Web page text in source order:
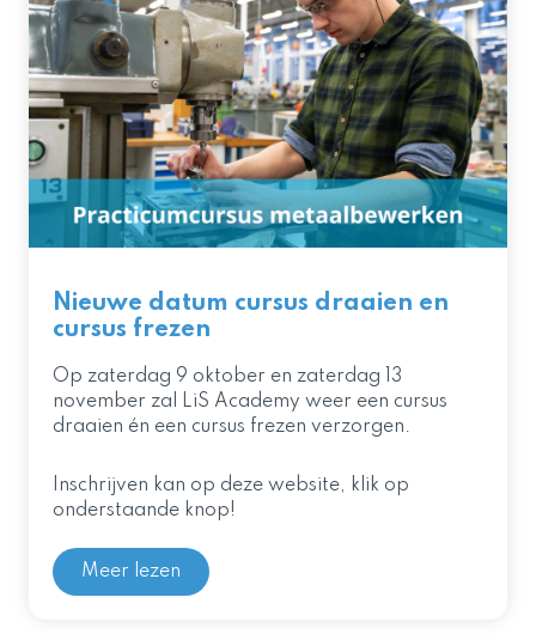
Nieuwe datum cursus draaien en
cursus frezen
Op zaterdag 9 oktober en zaterdag 13
november zal LiS Academy weer een cursus
draaien én een cursus frezen verzorgen.
Inschrijven kan op deze website, klik op
onderstaande knop!
Meer lezen